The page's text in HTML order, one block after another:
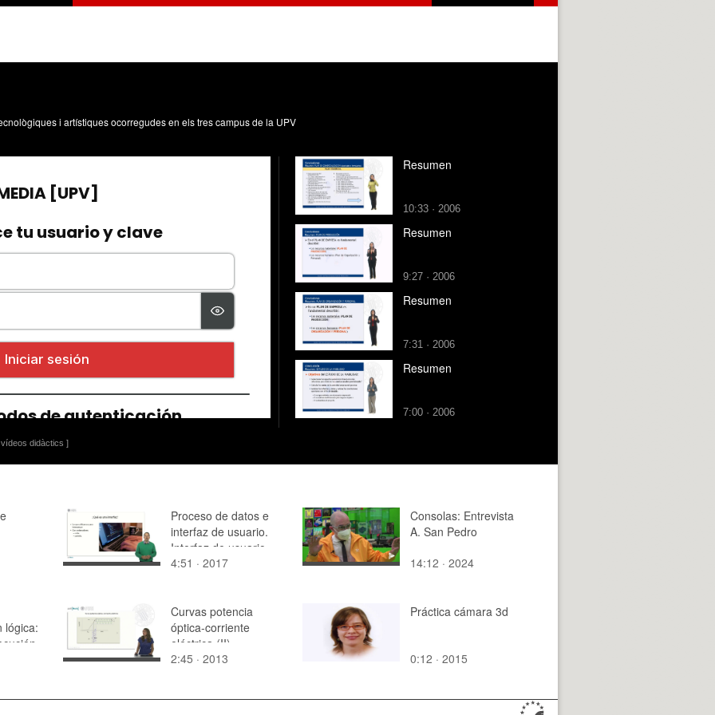
i artístiques ocorregudes en els tres campus de la UPV
didàctics ]
Resumen
10:33 · 2006
Resumen
9:27 · 2006
Resumen
7:31 · 2006
Resumen
7:00 · 2006
Proceso de datos e
interfaz de usuario.
Interfaz de usuario
4:51 · 2017
Consolas: Entrevista
A. San Pedro
14:12 · 2024
lógica:
Curvas potencia
óptica-corriente
eléctrica (II)
2:45 · 2013
Práctica cámara 3d
0:12 · 2015